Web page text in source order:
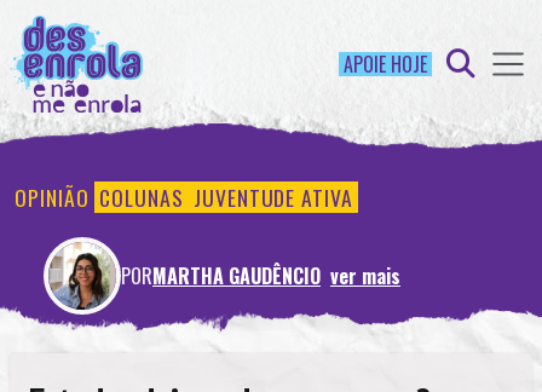
APOIE HOJE
OPINIÃO COLUNAS JUVENTUDE ATIVA
PORMARTHA GAUDÊNCIO ver mais